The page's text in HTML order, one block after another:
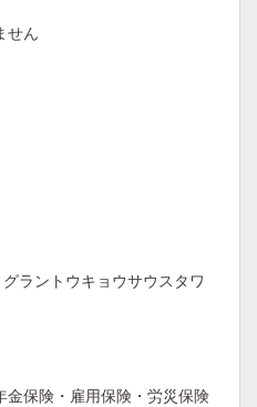
せん
ラントウキョウサウスタワ
保険・雇用保険・労災保険